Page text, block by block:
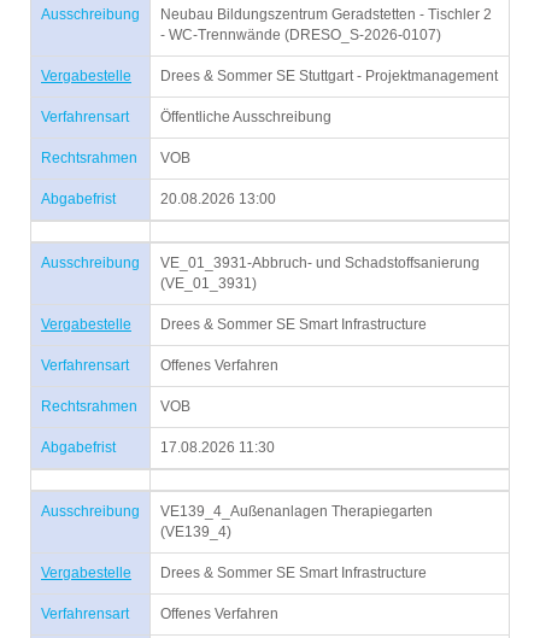
Ausschreibung
Neubau Bildungszentrum Geradstetten - Tischler 2
- WC-Trennwände (DRESO_S-2026-0107)
Vergabestelle Drees & Sommer SE Stuttgart - Projektmanagement
Verfahrensart Öffentliche Ausschreibung
Rechtsrahmen VOB
Abgabefrist 20.08.2026 13:00
Ausschreibung
VE_01_3931-Abbruch- und Schadstoffsanierung
(VE_01_3931)
Vergabestelle Drees & Sommer SE Smart Infrastructure
Verfahrensart Offenes Verfahren
Rechtsrahmen VOB
Abgabefrist 17.08.2026 11:30
Ausschreibung
VE139_4_Außenanlagen Therapiegarten
(VE139_4)
Vergabestelle Drees & Sommer SE Smart Infrastructure
Verfahrensart Offenes Verfahren